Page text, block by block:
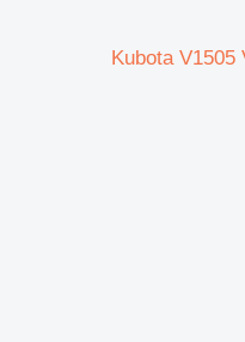
Kubota V1505